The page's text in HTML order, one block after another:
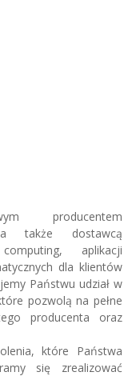
producentem
a także dostawcą
aplikacji
dla klientów
Państwu udział w
pozwolą na pełne
producenta oraz
które Państwa
się zrealizować